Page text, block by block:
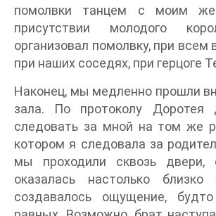
помолвки танцем с моим
присутствии молодого
организовал помолвку, при
при наших соседях, при герцоге
Наконец, мы медленно прошли
зала. По протоколу Доротея
следовать за мной на том же
котором я следовала за
мы проходили сквозь двери,
оказалась настолько
создавалось ощущение,